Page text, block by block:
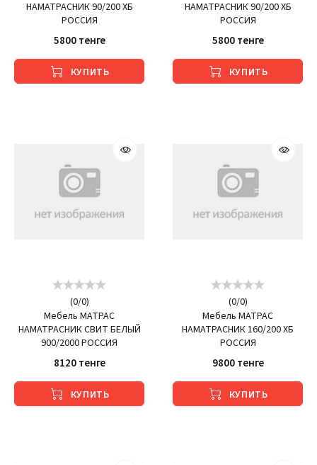
НАМАТРАСНИК 90/200 ХБ
РОССИЯ
5800 тенге
КУПИТЬ
НАМАТРАСНИК 90/200 ХБ
РОССИЯ
5800 тенге
КУПИТЬ
(0/0)
Мебель МАТРАС
НАМАТРАСНИК СВИТ БЕЛЫЙ
900/2000 РОССИЯ
8120 тенге
КУПИТЬ
(0/0)
Мебель МАТРАС
НАМАТРАСНИК 160/200 ХБ
РОССИЯ
9800 тенге
КУПИТЬ